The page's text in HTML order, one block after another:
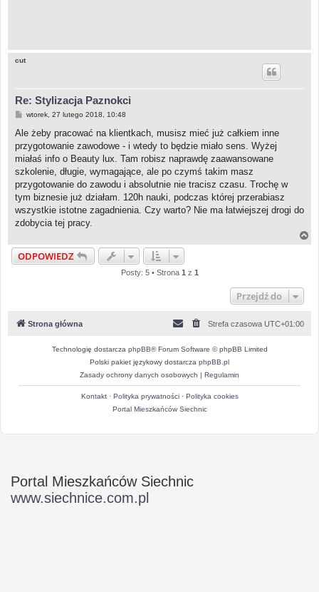
cut
Re: Stylizacja Paznokci
P
s
wtorek, 27 lutego 2018, 10:48
Ale żeby pracować na klientkach, musisz mieć już całkiem inne
przygotowanie zawodowe - i wtedy to będzie miało sens. Wyżej
miałaś info o Beauty lux. Tam robisz naprawdę zaawansowane
szkolenie, długie, wymagające, ale po czymś takim masz
przygotowanie do zawodu i absolutnie nie tracisz czasu. Trochę w
tym biznesie już działam. 120h nauki, podczas której przerabiasz
wszystkie istotne zagadnienia. Czy warto? Nie ma łatwiejszej drogi do
zdobycia tej pracy.
a
ODPOWIEDZ
Posty: 5 • Strona 1 z 1
Przejdź do
Strona główna Strefa czasowa UTC+01:00
Technologię dostarcza phpBB® Forum Software © phpBB Limited
Polski pakiet językowy dostarcza phpBB.pl
Zasady ochrony danych osobowych | Regulamin
Kontakt· Polityka prywatności· Polityka cookies
Portal Mieszkańców Siechnic
Portal Mieszkańców Siechnic
www.siechnice.com.pl